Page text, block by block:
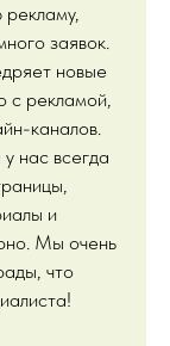
рекламу,
заявок.
новые
с рекламой,
каналов.
нас всегда
и
Мы очень
что